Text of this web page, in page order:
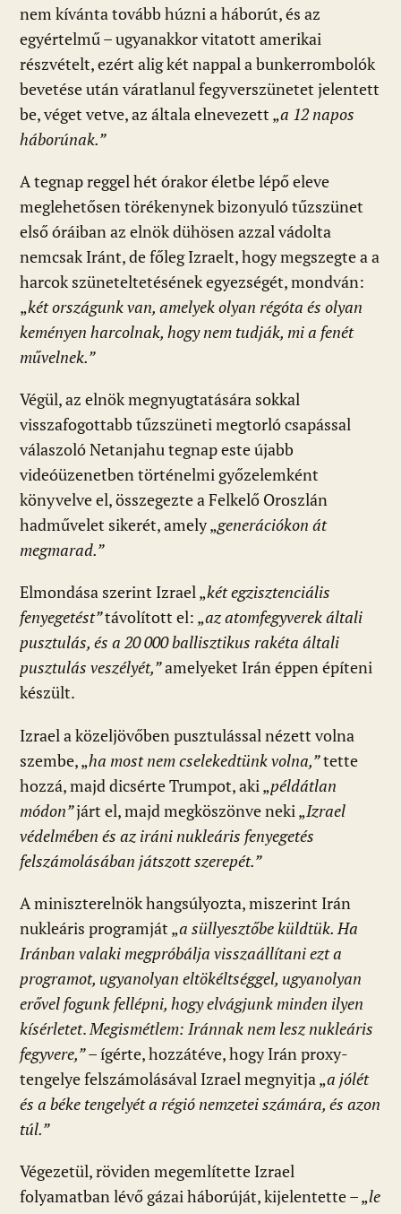
nem kívánta tovább húzni a háborút, és az
egyértelmű – ugyanakkor vitatott amerikai
részvételt, ezért alig két nappal a bunkerrombolók
bevetése után váratlanul fegyverszünetet jelentett
be, véget vetve, az általa elnevezett „a 12 napos
háborúnak.”
A tegnap reggel hét órakor életbe lépő eleve
meglehetősen törékenynek bizonyuló tűzszünet
első óráiban az elnök dühösen azzal vádolta
nemcsak Iránt, de főleg Izraelt, hogy megszegte a a
harcok szüneteltetésének egyezségét, mondván:
„két országunk van, amelyek olyan régóta és olyan
keményen harcolnak, hogy nem tudják, mi a fenét
művelnek.”
Végül, az elnök megnyugtatására sokkal
visszafogottabb tűzszüneti megtorló csapással
válaszoló Netanjahu tegnap este újabb
videóüzenetben történelmi győzelemként
könyvelve el, összegezte a Felkelő Oroszlán
hadművelet sikerét, amely „generációkon át
megmarad.”
Elmondása szerint Izrael „két egzisztenciális
fenyegetést”távolított el: „az atomfegyverek általi
pusztulás, és a 20 000 ballisztikus rakéta általi
pusztulás veszélyét,”amelyeket Irán éppen építeni
készült.
Izrael a közeljövőben pusztulással nézett volna
szembe, „ha most nem cselekedtünk volna,”tette
hozzá, majd dicsérte Trumpot, aki „példátlan
módon”járt el, majd megköszönve neki „Izrael
védelmében és az iráni nukleáris fenyegetés
felszámolásában játszott szerepét.”
A miniszterelnök hangsúlyozta, miszerint Irán
nukleáris programját „a süllyesztőbe küldtük. Ha
Iránban valaki megpróbálja visszaállítani ezt a
programot, ugyanolyan eltökéltséggel, ugyanolyan
erővel fogunk fellépni, hogy elvágjunk minden ilyen
kísérletet.Megismétlem: Iránnak nem lesz nukleáris
fegyvere,”– ígérte, hozzátéve, hogy Irán proxy-
tengelye felszámolásával Izrael megnyitja „a jólét
és a béke tengelyét a régió nemzetei számára, és azon
túl.”
Végezetül, röviden megemlítette Izrael
folyamatban lévő gázai háborúját, kijelentette – „le